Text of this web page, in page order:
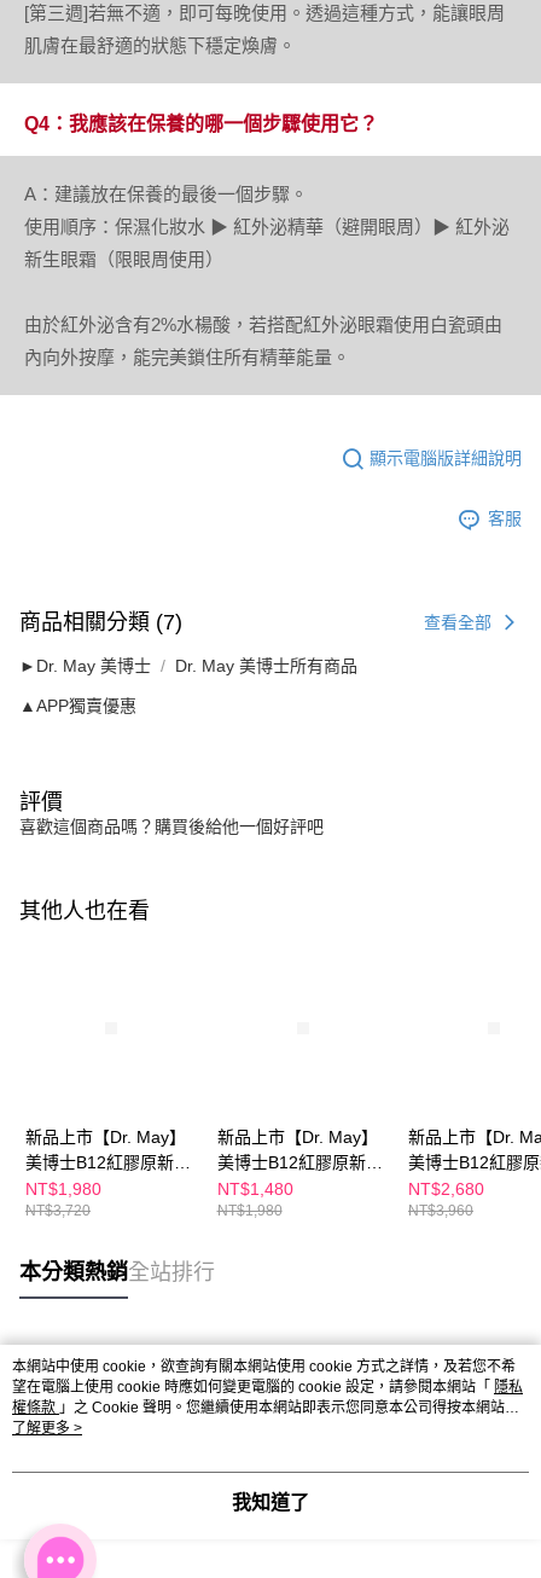
[第三週]若無不適，即可每晚使用。透過這種方式，能讓眼周
肌膚在最舒適的狀態下穩定煥膚。
Q4：我應該在保養的哪一個步驟使用它？
A：建議放在保養的最後一個步驟。
使用順序：保濕化妝水 ▶ 紅外泌精華（避開眼周）▶ 紅外泌
新生眼霜（限眼周使用）
由於紅外泌含有2%水楊酸，若搭配紅外泌眼霜使用白瓷頭由
內向外按摩，能完美鎖住所有精華能量。
顯示電腦版詳細說明
客服
商品相關分類 (7) 查看全部
►Dr. May 美博士 Dr. May 美博士所有商品
▲APP獨賣優惠
評價
喜歡這個商品嗎？購買後給他一個好評吧
其他人也在看
新品上市【Dr. May】
美博士B12紅膠原新生
撫紋眼霜(20ml)+贈專
業防曬乳(10ml)x3_清
紅外泌紅熨斗眼霜新客
NT$1,980
NT$3,720
新品上市【Dr. May】
美博士B12紅膠原新生
撫紋眼霜(20ml) 紅外
泌紅熨斗眼霜
NT$1,480
NT$1,980
新品上市【Dr.
美博士B12紅膠
撫紋眼霜(20ml)
泌紅熨斗眼霜+紅
NT$2,680
NT$3,960
本分類熱銷全站排行
熱門標籤
本網站中使用 cookie，欲查詢有關本網站使用 cookie 方式之詳情，及若您不希
望在電腦上使用 cookie 時應如何變更電腦的 cookie 設定，請參閱本網站「 隱私
權條款 」之 Cookie 聲明。您繼續使用本網站即表示您同意本公司得按本網站使
用條款之 Cookie 聲明使用 cookie。
了解更多 >
我知道了